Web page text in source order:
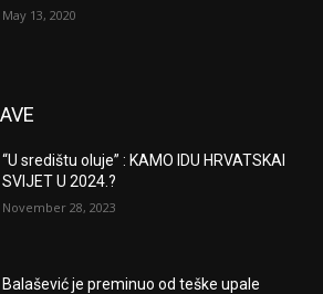
May 13, 2020
“U središtu oluje” : KAMO IDU HRVATSKAI
SVIJET U 2024.?
November 28, 2023
Balašević je preminuo od teške upale